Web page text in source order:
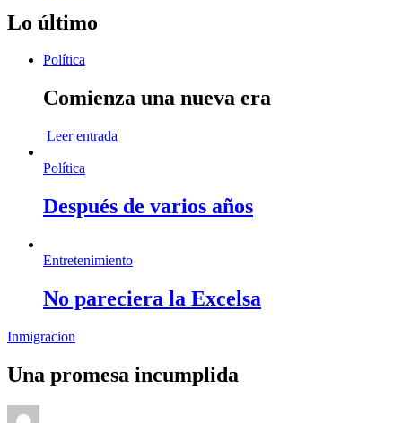
Lo último
Política
Comienza una nueva era
Leer entrada
Política
Después de varios años
Entretenimiento
No pareciera la Excelsa
Inmigracion
Una promesa incumplida